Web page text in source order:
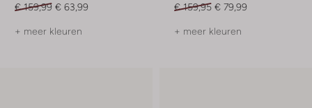
€ 159,99 € 63,99
+ meer kleuren
€ 159,95 € 79,99
+ meer kleuren